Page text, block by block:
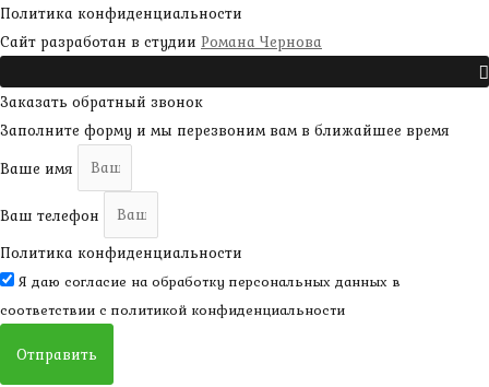
Политика конфиденциальности
Сайт разработан в студии Романа Чернова
Заказать обратный звонок
Заполните форму и мы перезвоним вам в ближайшее время
Ваше имя
Ваш телефон
Политика конфиденциальности
Я даю согласие на обработку персональных данных в
соответствии с политикой конфиденциальности
Отправить